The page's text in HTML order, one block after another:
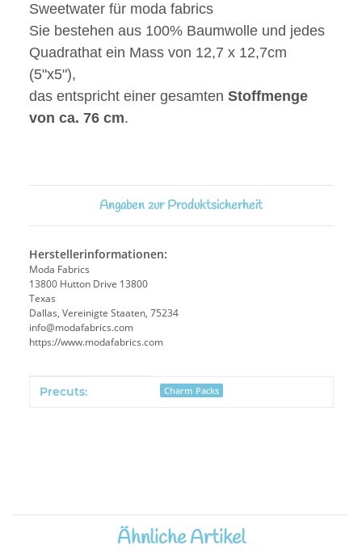
Sweetwater für moda fabrics
Sie bestehen aus 100% Baumwolle und jedes
Quadrathat ein Mass von 12,7 x 12,7cm
(5"x5"),
das entspricht einer gesamten Stoffmenge
von ca. 76 cm.
Angaben zur Produktsicherheit
Herstellerinformationen:
Moda Fabrics
13800 Hutton Drive 13800
Texas
Dallas, Vereinigte Staaten, 75234
info@modafabrics.com
https://www.modafabrics.com
Produkteigenschaft
Wert
Precuts: Charm Packs
Ähnliche Artikel